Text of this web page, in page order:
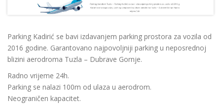
Parking Kadirić se bavi izdavanjem parking prostora za vozila od
2016 godine. Garantovano najpovoljniji parking u neposrednoj
blizini aerodroma Tuzla – Dubrave Gornje.
Radno vrijeme 24h.
Parking se nalazi 100m od ulaza u aerodrom.
Neograničen kapacitet.